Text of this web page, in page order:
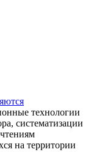
технологии
систематизации
на территории